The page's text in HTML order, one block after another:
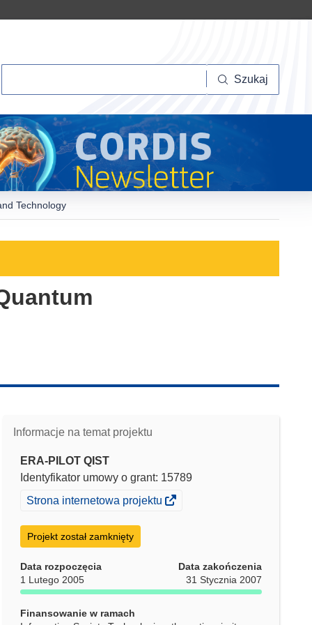
Szukaj
Technology
Informacje na temat projektu
ERA-PILOT QIST
Identyfikator umowy o grant: 15789
(odnośnik
się
w
nowym
oknie)
Strona internetowa projektu
Projekt został zamknięty
Data rozpoczęcia
1 Lutego 2005
Data zakończenia
31 Stycznia 2007
Finansowanie w ramach